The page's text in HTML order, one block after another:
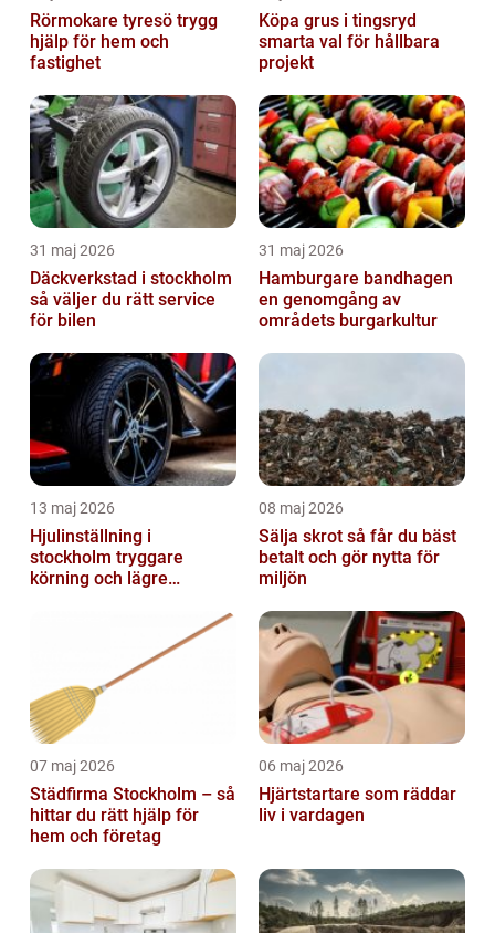
Rörmokare tyresö trygg
hjälp för hem och
fastighet
Köpa grus i tingsryd
smarta val för hållbara
projekt
31 maj 2026
Däckverkstad i stockholm
så väljer du rätt service
för bilen
31 maj 2026
Hamburgare bandhagen
en genomgång av
områdets burgarkultur
13 maj 2026
Hjulinställning i
stockholm tryggare
körning och lägre
08 maj 2026
Sälja skrot så får du bäst
betalt och gör nytta för
miljön
07 maj 2026
Städfirma Stockholm – så
hittar du rätt hjälp för
hem och företag
06 maj 2026
Hjärtstartare som räddar
liv i vardagen